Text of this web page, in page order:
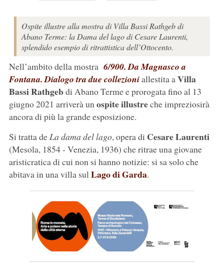
Ospite illustre alla mostra di Villa Bassi Rathgeb di
Abano Terme: la Dama del lago di Cesare Laurenti,
splendido esempio di ritrattistica dell’Ottocento.
Nell’ambito della mostra 6/900. Da Magnasco a
Fontana. Dialogo tra due collezioniallestita aVilla
Bassi Rathgeb di Abano Terme e prorogata fino al 13
giugno 2021 arriverà unospite illustreche impreziosirà
ancora di più la grande esposizione.
Si tratta deLa dama del lago, opera di Cesare Laurenti
(Mesola, 1854 - Venezia, 1936) che ritrae una giovane
aristicratica di cui non si hanno notizie: si sa solo che
abitava in una villa sulLago di Garda.